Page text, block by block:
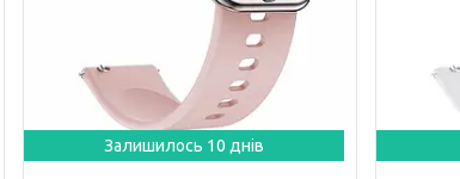
Залишилось 10 днів